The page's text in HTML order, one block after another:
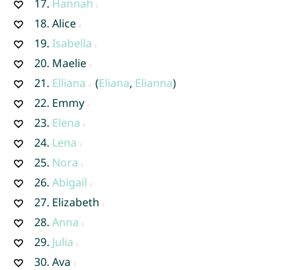
17. Hannah
18. Alice
19. Isabella
20. Maelie
21. Elliana (Eliana, Elianna)
22. Emmy
23. Elena
24. Lena
25. Nora
26. Abigail
27. Elizabeth
28. Anna
29. Julia
30. Ava